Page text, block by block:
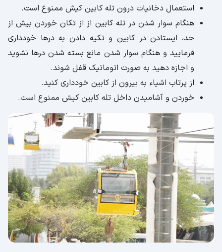
استعمال دخانیات درون تله کابین کیش ممنوع است.
هنگام سوار شدن در تله کابین از از تکان خوردن بیش از
حد، ایستادن در کابین و تکیه دادن به درها خودداری
فرمایید و هنگام سوار شدن مانع بسته شدن در‌ها نشوید
و اجازه دهید به صورت اتوماتیک قفل شوند.
از پرتاب اشیاء به بیرون از کابین خودداری کنید.
خوردن و آشامیدن داخل تله کابین کیش ممنوع است.